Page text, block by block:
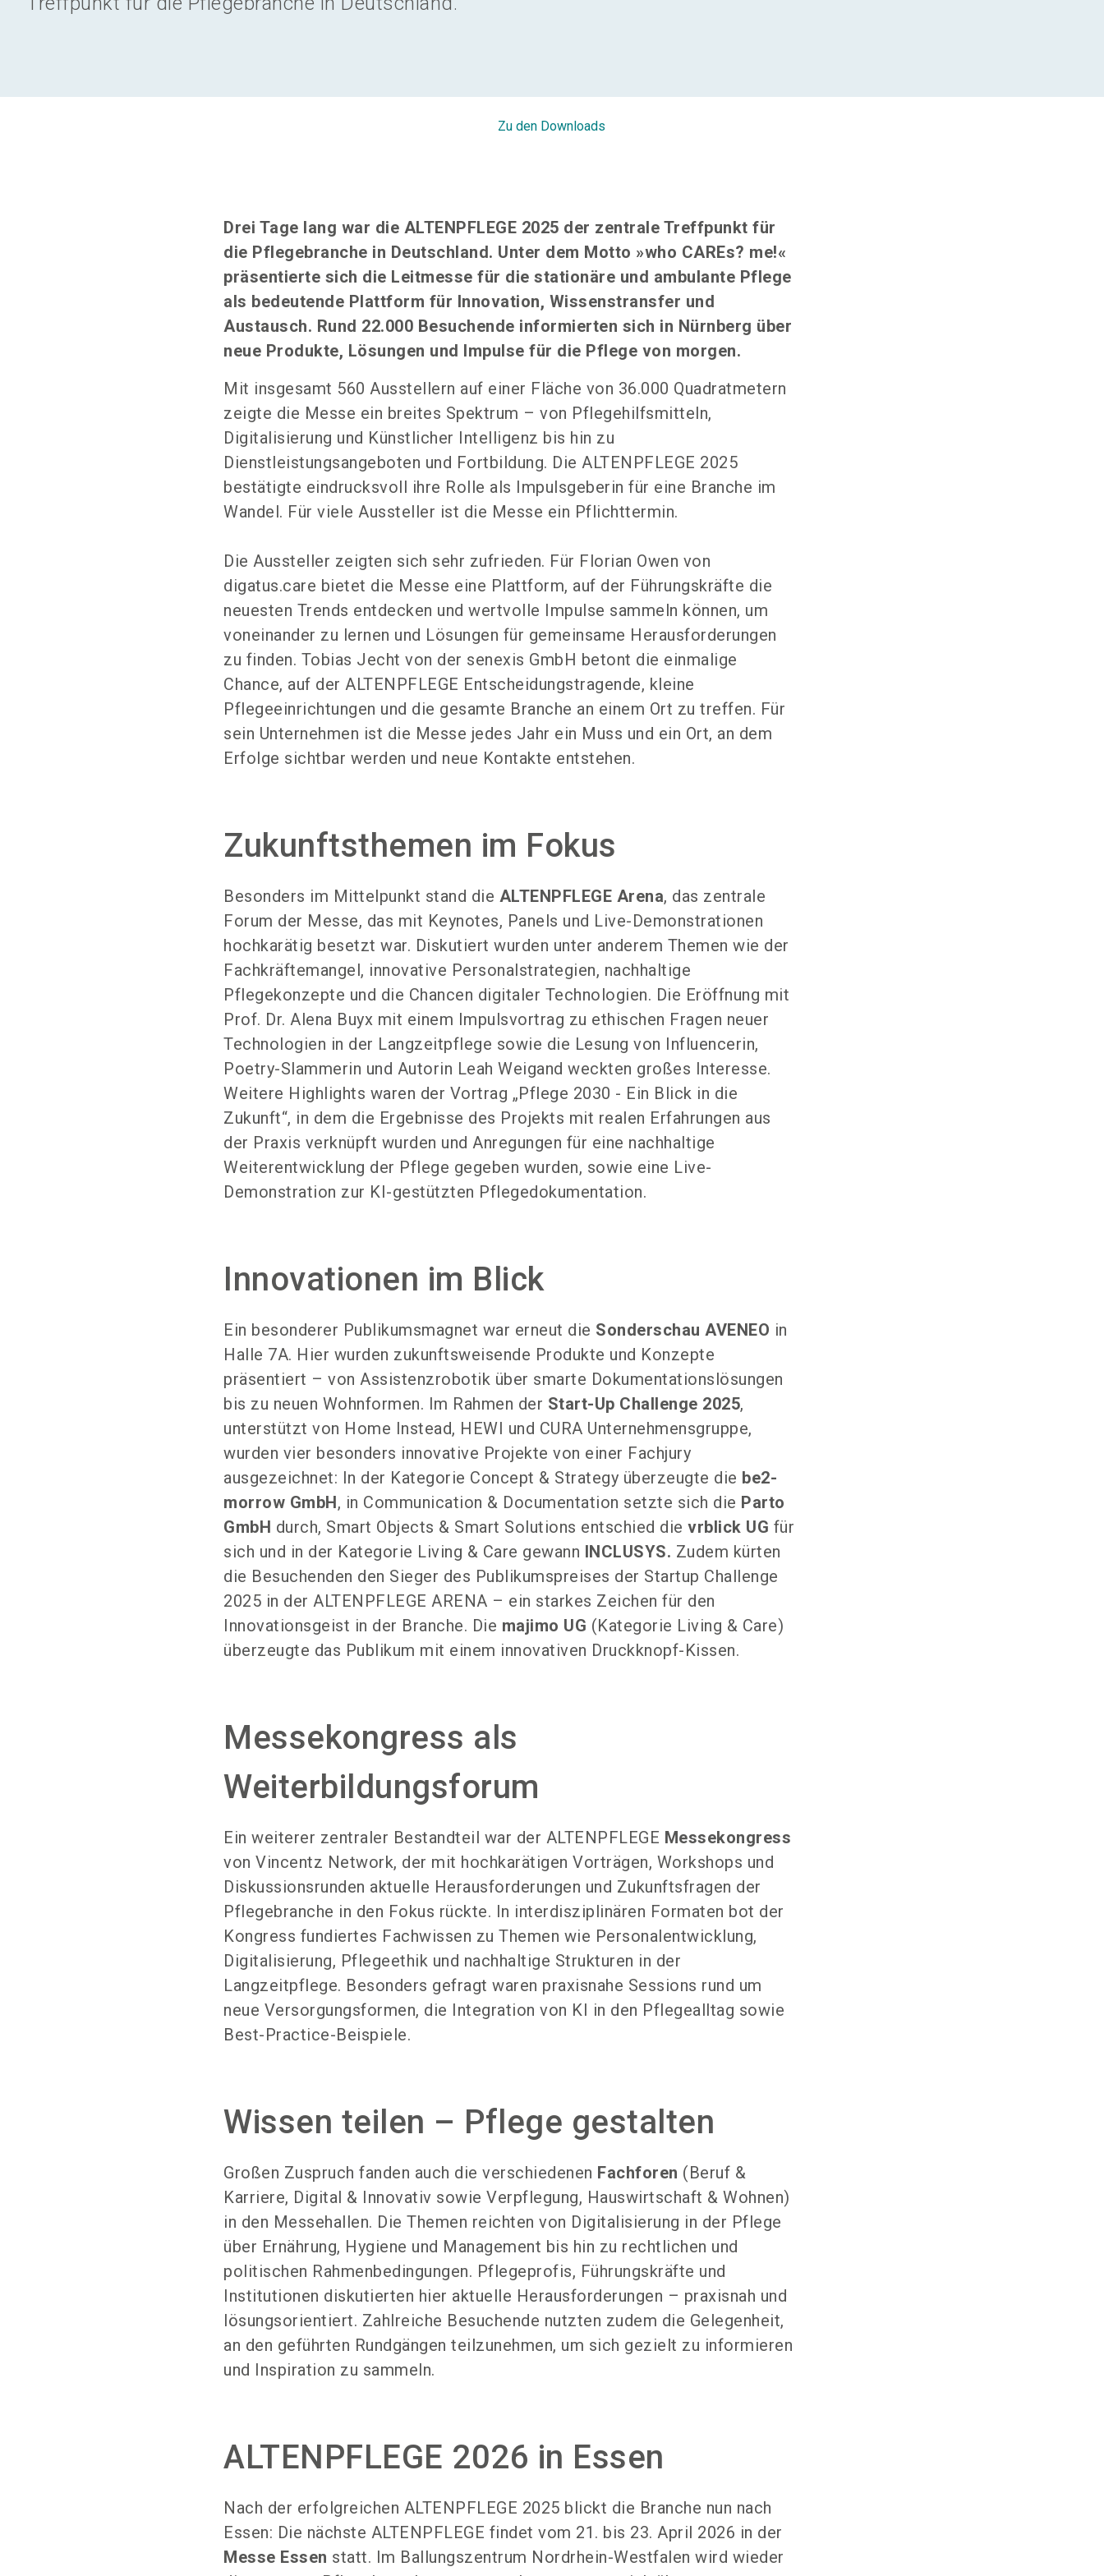
Zu den Downloads
Drei Tage lang war die ALTENPFLEGE 2025 der zentrale Treffpunkt für
die Pflegebranche in Deutschland. Unter dem Motto »who CAREs? me!«
präsentierte sich die Leitmesse für die stationäre und ambulante Pflege
als bedeutende Plattform für Innovation, Wissenstransfer und
Austausch. Rund 22.000 Besuchende informierten sich in Nürnberg über
neue Produkte, Lösungen und Impulse für die Pflege von morgen.
Mit insgesamt 560 Ausstellern auf einer Fläche von 36.000 Quadratmetern
zeigte die Messe ein breites Spektrum – von Pflegehilfsmitteln,
Digitalisierung und Künstlicher Intelligenz bis hin zu
Dienstleistungsangeboten und Fortbildung. Die ALTENPFLEGE 2025
bestätigte eindrucksvoll ihre Rolle als Impulsgeberin für eine Branche im
Wandel. Für viele Aussteller ist die Messe ein Pflichttermin.
Die Aussteller zeigten sich sehr zufrieden. Für Florian Owen von
digatus.care bietet die Messe eine Plattform, auf der Führungskräfte die
neuesten Trends entdecken und wertvolle Impulse sammeln können, um
voneinander zu lernen und Lösungen für gemeinsame Herausforderungen
zu finden. Tobias Jecht von der senexis GmbH betont die einmalige
Chance, auf der ALTENPFLEGE Entscheidungstragende, kleine
Pflegeeinrichtungen und die gesamte Branche an einem Ort zu treffen. Für
sein Unternehmen ist die Messe jedes Jahr ein Muss und ein Ort, an dem
Erfolge sichtbar werden und neue Kontakte entstehen.
Zukunftsthemen im Fokus
Besonders im Mittelpunkt stand die ALTENPFLEGE Arena, das zentrale
Forum der Messe, das mit Keynotes, Panels und Live-Demonstrationen
hochkarätig besetzt war. Diskutiert wurden unter anderem Themen wie der
Fachkräftemangel, innovative Personalstrategien, nachhaltige
Pflegekonzepte und die Chancen digitaler Technologien. Die Eröffnung mit
Prof. Dr. Alena Buyx mit einem Impulsvortrag zu ethischen Fragen neuer
Technologien in der Langzeitpflege sowie die Lesung von Influencerin,
Poetry-Slammerin und Autorin Leah Weigand weckten großes Interesse.
Weitere Highlights waren der Vortrag „Pflege 2030 - Ein Blick in die
Zukunft“, in dem die Ergebnisse des Projekts mit realen Erfahrungen aus
der Praxis verknüpft wurden und Anregungen für eine nachhaltige
Weiterentwicklung der Pflege gegeben wurden, sowie eine Live-
Demonstration zur KI-gestützten Pflegedokumentation.
Innovationen im Blick
Ein besonderer Publikumsmagnet war erneut die Sonderschau AVENEO in
Halle 7A. Hier wurden zukunftsweisende Produkte und Konzepte
präsentiert – von Assistenzrobotik über smarte Dokumentationslösungen
bis zu neuen Wohnformen. Im Rahmen der Start-Up Challenge 2025,
unterstützt von Home Instead, HEWI und CURA Unternehmensgruppe,
wurden vier besonders innovative Projekte von einer Fachjury
ausgezeichnet: In der Kategorie Concept & Strategy überzeugte die be2-
morrow GmbH, in Communication & Documentation setzte sich die Parto
GmbH durch, Smart Objects & Smart Solutions entschied die vrblick UG für
sich und in der Kategorie Living & Care gewann INCLUSYS. Zudem kürten
die Besuchenden den Sieger des Publikumspreises der Startup Challenge
2025 in der ALTENPFLEGE ARENA – ein starkes Zeichen für den
Innovationsgeist in der Branche. Die majimo UG (Kategorie Living & Care)
überzeugte das Publikum mit einem innovativen Druckknopf-Kissen.
Messekongress als
Weiterbildungsforum
Ein weiterer zentraler Bestandteil war der ALTENPFLEGE Messekongress
von Vincentz Network, der mit hochkarätigen Vorträgen, Workshops und
Diskussionsrunden aktuelle Herausforderungen und Zukunftsfragen der
Pflegebranche in den Fokus rückte. In interdisziplinären Formaten bot der
Kongress fundiertes Fachwissen zu Themen wie Personalentwicklung,
Digitalisierung, Pflegeethik und nachhaltige Strukturen in der
Langzeitpflege. Besonders gefragt waren praxisnahe Sessions rund um
neue Versorgungsformen, die Integration von KI in den Pflegealltag sowie
Best-Practice-Beispiele.
Wissen teilen – Pflege gestalten
Großen Zuspruch fanden auch die verschiedenen Fachforen (Beruf &
Karriere, Digital & Innovativ sowie Verpflegung, Hauswirtschaft & Wohnen)
in den Messehallen. Die Themen reichten von Digitalisierung in der Pflege
über Ernährung, Hygiene und Management bis hin zu rechtlichen und
politischen Rahmenbedingungen. Pflegeprofis, Führungskräfte und
Institutionen diskutierten hier aktuelle Herausforderungen – praxisnah und
lösungsorientiert. Zahlreiche Besuchende nutzten zudem die Gelegenheit,
an den geführten Rundgängen teilzunehmen, um sich gezielt zu informieren
und Inspiration zu sammeln.
ALTENPFLEGE 2026 in Essen
Nach der erfolgreichen ALTENPFLEGE 2025 blickt die Branche nun nach
Essen: Die nächste ALTENPFLEGE findet vom 21. bis 23. April 2026 in der
Messe Essen statt. Im Ballungszentrum Nordrhein-Westfalen wird wieder